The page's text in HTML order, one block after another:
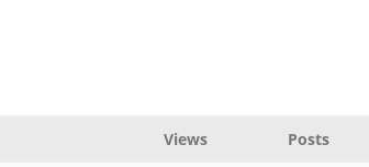
Views Posts